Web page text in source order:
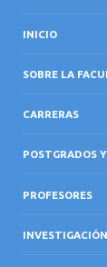
INICIO
SOBRE LA
CARRERAS
POSTGRADOS
PROFESORES
INVESTIGACIÓN